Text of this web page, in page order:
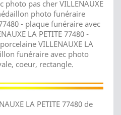
pas cher VILLENAUXE
photo funéraire
- plaque funéraire avec
LA PETITE 77480 -
VILLENAUXE LA
funéraire avec photo
coeur, rectangle.
LA PETITE 77480 de